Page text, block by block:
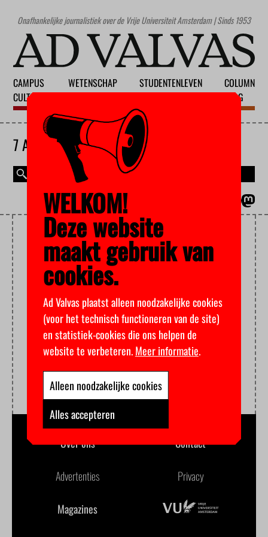
Onafhankelijke journalistiek over de Vrije Universiteit Amsterdam | Sinds 1953
CAMPUS
CULTUUR
WETENSCHAP
STUDENTENLEVEN
COLUMN
BLOG
7 AUGUSTUS 2026
WIETPAS
Over ons Contact
Advertenties Privacy
Magazines
WELKOM!
Deze website
maakt gebruik van
cookies.
Ad Valvas plaatst alleen noodzakelijke cookies
(voor het technisch functioneren van de site)
en statistiek-cookies die ons helpen de
website te verbeteren.Meer informatie.
Alleen noodzakelijke cookies
Alles accepteren